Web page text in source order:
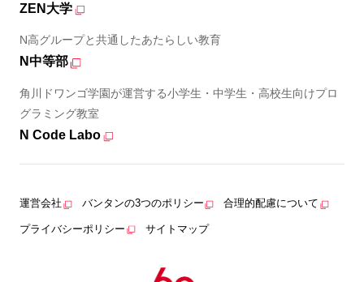
ZEN大学
N高グループと共通したあたらしい教育
N中等部
角川ドワンゴ学園が運営する小学生・中学生・高校生向けプロ
グラミング教室
N Code Labo
運営会社 バンタンの3つのポリシー 合理的配慮について
プライバシーポリシー サイトマップ